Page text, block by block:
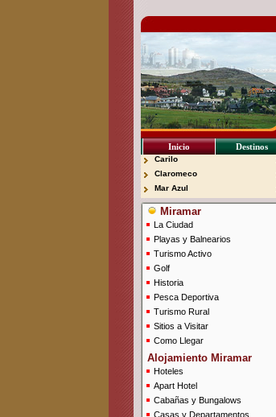
Inicio Destinos
Carilo
Claromeco
Mar Azul
Miramar
La Ciudad
Playas y Balnearios
Turismo Activo
Golf
Historia
Pesca Deportiva
Turismo Rural
Sitios a Visitar
Como Llegar
Alojamiento Miramar
Hoteles
Apart Hotel
Cabañas y Bungalows
Casas y Departamentos